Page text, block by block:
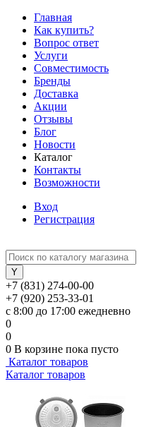
Главная
Как купить?
Вопрос ответ
Услуги
Совместимость
Бренды
Доставка
Акции
Отзывы
Блог
Новости
Каталог
Контакты
Возможности
Вход
Регистрация
+7 (831) 274-00-00
+7 (920) 253-33-01
с 8:00 до 17:00 ежедневно
0
0
0 В корзине пока пусто
Каталог товаров
Каталог товаров